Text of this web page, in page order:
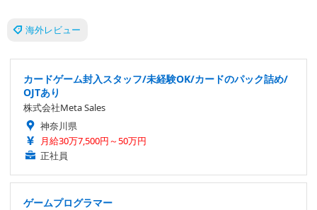
海外レビュー
カードゲーム封入スタッフ/未経験OK/カードのパック詰め/
OJTあり
株式会社Meta Sales
神奈川県
月給30万7,500円～50万円
正社員
ゲームプログラマー